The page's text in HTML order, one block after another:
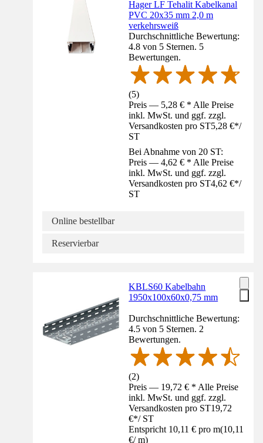
Hager LF Tehalit Kabelkanal
PVC 20x35 mm 2,0 m
verkehrsweiß
Durchschnittliche Bewertung:
4.8 von 5 Sternen. 5
Bewertungen.
(5)
Preis — 5,28 € * Alle Preise
inkl. MwSt. und ggf. zzgl.
Versandkosten pro ST5,28 €*/
ST
Bei Abnahme von 20 ST:
Preis — 4,62 € * Alle Preise
inkl. MwSt. und ggf. zzgl.
Versandkosten pro ST4,62 €*/
ST
Online bestellbar
Reservierbar
KBLS60 Kabelbahn
1950x100x60x0,75 mm
Durchschnittliche Bewertung:
4.5 von 5 Sternen. 2
Bewertungen.
(2)
Preis — 19,72 € * Alle Preise
inkl. MwSt. und ggf. zzgl.
Versandkosten pro ST19,72
€*/ ST
Entspricht 10,11 € pro m(10,11
€/ m)